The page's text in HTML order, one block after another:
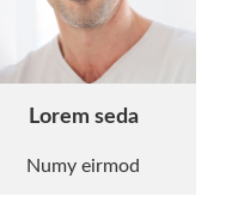
Lorem seda
Numy eirmod